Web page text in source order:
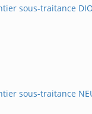
sous-traitance
sous-traitance